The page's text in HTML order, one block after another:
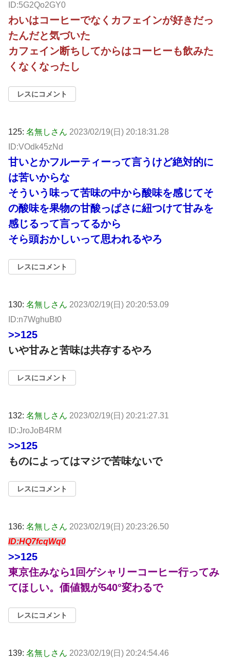
ID:5G2Qo2GY0
わいはコーヒーでなくカフェインが好きだっ
たんだと気づいた
カフェイン断ちしてからはコーヒーも飲みた
くなくなったし
レスにコメント
125: 名無しさん 2023/02/19(日) 20:18:31.28
ID:VOdk45zNd
甘いとかフルーティーって言うけど絶対的に
は苦いからな
そういう味って苦味の中から酸味を感じてそ
の酸味を果物の甘酸っぱさに紐つけて甘みを
感じるって言ってるから
そら頭おかしいって思われるやろ
レスにコメント
130: 名無しさん 2023/02/19(日) 20:20:53.09
ID:n7WghuBt0
>>125
いや甘みと苦味は共存するやろ
レスにコメント
132: 名無しさん 2023/02/19(日) 20:21:27.31
ID:JroJoB4RM
>>125
ものによってはマジで苦味ないで
レスにコメント
136: 名無しさん 2023/02/19(日) 20:23:26.50
ID:HQ7fcqWq0
>>125
東京住みなら1回ゲシャリーコーヒー行ってみ
てほしい。価値観が540°変わるで
レスにコメント
139: 名無しさん 2023/02/19(日) 20:24:54.46